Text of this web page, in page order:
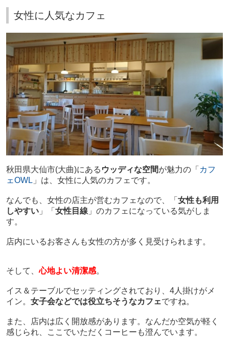
女性に人気なカフェ
秋田県大仙市(大曲)にある ウッディな空間が魅力の「 カフ
ェOWL 」は、女性に人気のカフェです。
なんでも、女性の店主が営むカフェなので、「 女性も利用
しやすい」「 女性目線」のカフェになっている気がしま
す。
店内にいるお客さんも女性の方が多く見受けられます。
そして、心地よい清潔感。
イス＆テーブルでセッティングされており、4人掛けがメ
イン。 女子会などでは役立ちそうなカフェですね。
また、店内は広く開放感があります。なんだか空気が軽く
感じられ、ここでいただくコーヒーも澄んでいます。